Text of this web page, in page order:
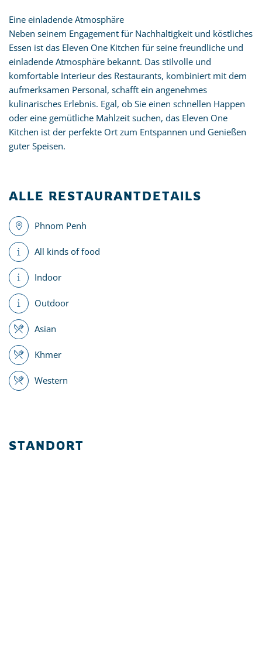
Eine einladende Atmosphäre
Neben seinem Engagement für Nachhaltigkeit und köstliches
Essen ist das Eleven One Kitchen für seine freundliche und
einladende Atmosphäre bekannt. Das stilvolle und
komfortable Interieur des Restaurants, kombiniert mit dem
aufmerksamen Personal, schafft ein angenehmes
kulinarisches Erlebnis. Egal, ob Sie einen schnellen Happen
oder eine gemütliche Mahlzeit suchen, das Eleven One
Kitchen ist der perfekte Ort zum Entspannen und Genießen
guter Speisen.
ALLE RESTAURANTDETAILS
Phnom Penh
All kinds of food
Indoor
Outdoor
Asian
Khmer
Western
STANDORT